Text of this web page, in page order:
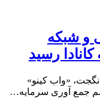
و شبکه
رسید
«واب کینو»
جمع آوری سرمایه…